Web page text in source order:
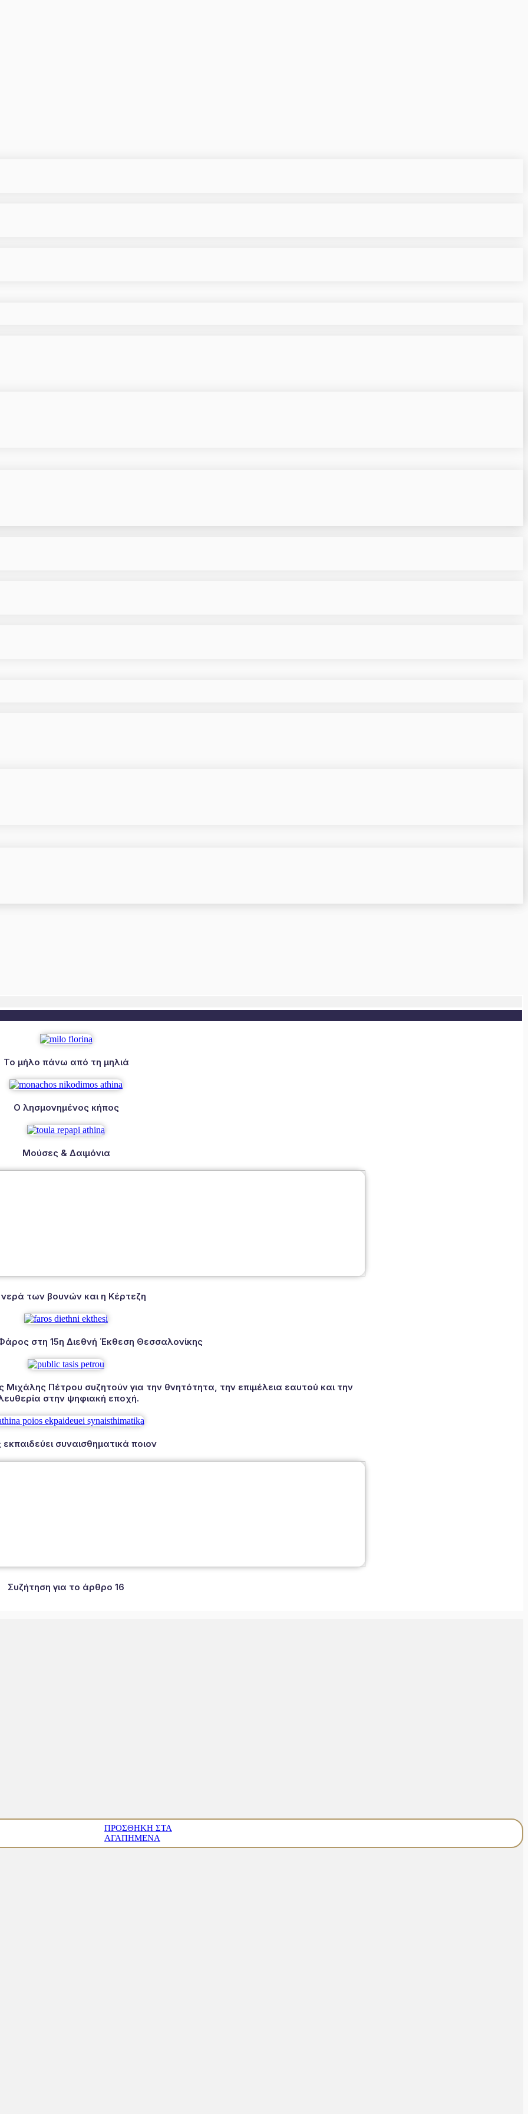
Το μήλο πάνω από τη μηλιά
Ο λησμονημένος κήπος
Μούσες & Δαιμόνια
των βουνών και η Κέρτεζη
στη 15η Διεθνή Έκθεση Θεσσαλονίκης
Πέτρου συζητούν για την θνητότητα, την επιμέλεια εαυτού και την
στην ψηφιακή εποχή.
εκπαιδεύει συναισθηματικά ποιον
Συζήτηση για το άρθρο 16
ΠΡΟΣΘΉΚΗ ΣΤΑ
ΑΓΑΠΗΜΈΝΑ